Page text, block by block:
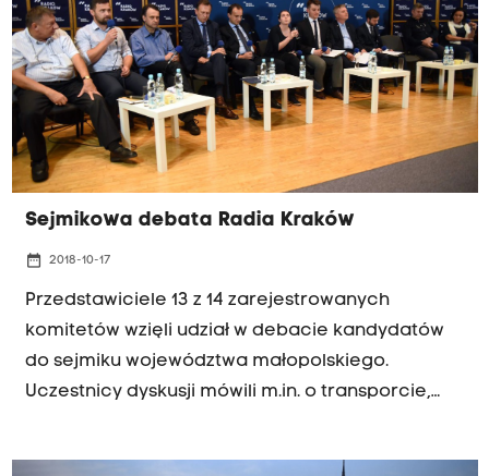
Sejmikowa debata Radia Kraków
date_range 2018-10-17
Przedstawiciele 13 z 14 zarejestrowanych
komitetów wzięli udział w debacie kandydatów
do sejmiku województwa małopolskiego.
Uczestnicy dyskusji mówili m.in. o transporcie,